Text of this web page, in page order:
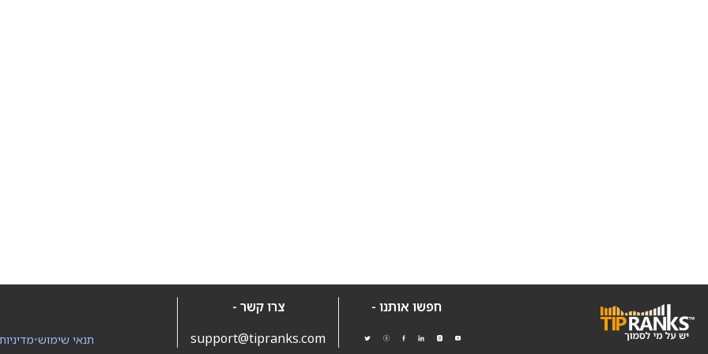
חפשו אותנו -
צרו קשר -
support@tipranks.com
•תנאי שימוש